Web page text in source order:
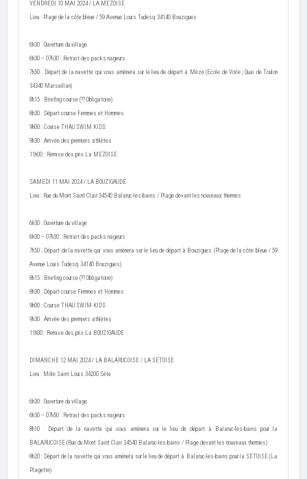
VENDREDI 10 MAI 2024 / LA MEZOISE
Lieu : Plage de la côte bleue / 59 Avenue Louis Tudesq 34140 Bouzigues
6h30 : Ouverture du village
6h30 – 07h30 : Retrait des packs nageurs
7h50 : Départ de la navette qui vous amènera sur le lieu de départ à Mèze (Ecole de Voile ; Quai de Toulon
34340 Marseillan)
8h15 : Briefing course (?? Obligatoire)
8h30 : Départ course Femmes et Hommes
9h00 : Course THAU SWIM KIDS
9h30 : Arrivée des premiers athlètes
11h00 : Remise des prix La MEZOISE
SAMEDI 11 MAI 2024 / LA BOUZIGAUDE
Lieu : Rue du Mont Saint Clair 34540 Balaruc-les-bains / Plage devant les nouveaux thermes
6h30 : Ouverture du village
6h30 – 07h30 : Retrait des packs nageurs
7h50 : Départ de la navette qui vous amènera sur le lieu de départ à Bouzigues (Plage de la côte bleue / 59
Avenue Louis Tudesq 34140 Bouzigues)
8h15 : Briefing course (?? Obligatoire)
8h30 : Départ course Femmes et Hommes
9h00 : Course THAU SWIM KIDS
9h30 : Arrivée des premiers athlètes
11h00 : Remise des prix La BOUZIGAUDE
DIMANCHE 12 MAI 2024 / LA BALARUCOISE / LA SETOISE
Lieu : Môle Saint Louis 34200 Sète
6h30 : Ouverture du village
6h30 – 07h50 : Retrait des packs nageurs
8h10 : Départ de la navette qui vous amènera sur le lieu de départ à Balaruc-les-bains pour la
BALARUCOISE (Rue du Mont Saint Clair 34540 Balaruc-les-bains / Plage devant les nouveaux thermes)
8h20 : Départ de la navette qui vous amènera sur le lieu de départ à Balaruc-les-bains pour la SETOISE (La
Plagette)